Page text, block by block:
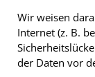
Wir weisen
Internet (z. B.
der Daten vor